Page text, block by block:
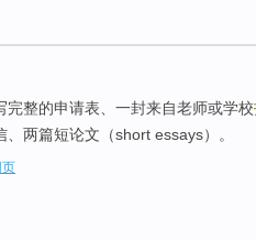
完整的申请表、一封来自老师或学校
两篇短论文（short essays）。